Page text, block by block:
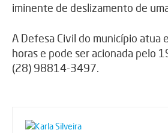
iminente de deslizamento de
A Defesa Civil do município atua
horas e pode ser acionada pelo
(28) 98814-3497.